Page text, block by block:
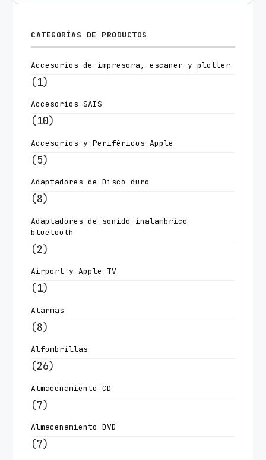
CATEGORÍAS DE PRODUCTOS
Accesorios de impresora, escaner y plotter
(1)
Accesorios SAIS
(10)
Accesorios y Periféricos Apple
(5)
Adaptadores de Disco duro
(8)
Adaptadores de sonido inalambrico
bluetooth
(2)
Airport y Apple TV
(1)
Alarmas
(8)
Alfombrillas
(26)
Almacenamiento CD
(7)
Almacenamiento DVD
(7)